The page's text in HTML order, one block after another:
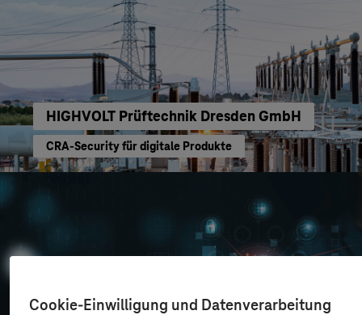
Cookie-Einwilligung und Datenverarbeitung
HIGHVOLT Prüftechnik Dresden GmbH
CRA-Security für digitale Produkte